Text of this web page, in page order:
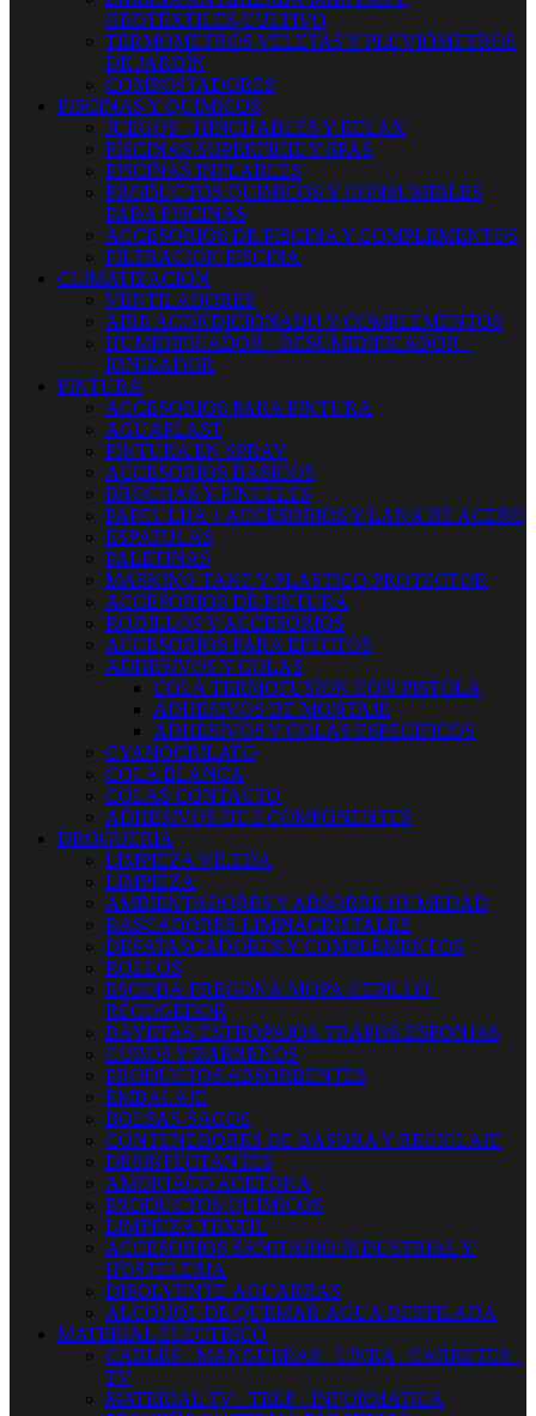
GEOTÉXTILES CULTIVO
TERMOMETROS VELETAS Y PLUVIÓMETROS
DE JARDÍN
COMPOSTADORES
PISCINAS Y QUIMICOS
JUEGOS - HINCHABLES Y RELAX
PISCINAS SUPERFICIE Y SPAS
PISCINAS INFLABLES
PRODUCTOS QUIMICOS Y CONSUMIBLES
PARA PISCINAS
ACCESORIOS DE PISCINA Y COMPLEMENTOS
FILTRACION PISCINA
CLIMATIZACION
VENTILADORES
AIRE ACONDICIONADO Y COMPLEMENTOS
HUMIDIFICADOR - DESUMIDIFICADOR -
IONIZADOR
PINTURA
ACCESORIOS PARA PINTURA
AGUAPLAST
PINTURA EN SPRAY
ACCESORIOS BASICOS
BROCHAS Y PINCELES
PAPEL LIJA + ACCESORIOS Y LANA DE ACERO
ESPATULAS
PALETINAS
MASKING TAKE Y PLASTICO PROTECTOR
ACCESORIOS DE PINTURA
RODILLOS Y ACCESORIOS
ACCESORIOS PARA EFECTOS
ADHESIVOS Y COLAS
COLA TERMOFUSION CON PISTOLA
ADHESIVOS DE MONTAJE
ADHESIVOS Y COLAS ESPECIFICOS
CYANOCRILATO
COLA BLANCA
COLAS CONTACTO
ADHESIVOS DE 2 COMPONENTES
DROGUERIA
LIMPIEZA VILEDA
LIMPIEZA
AMBIENTADORES Y ABSORBE HUMEDAD
RASCADORES-LIMPIACRISTALES
DESATASCADORES Y COMPLEMENTOS
ROLLOS
ESCOBA-FREGONA-MOPA-CEPILLO-
RECOGEDOR
BAYETAS-ESTROPAJOS-TRAPOS-ESPONJAS
CUBOS Y BARREÑOS
PRODUCTOS ABSORBENTES
EMBALAJE
BOLSAS-SACOS
CONTENEDORES DE BASURA Y RECICLAJE
DESINFECTANTES
AMONIACO ACETONA
PRODUCTOS QUIMICOS
LIMPIEZA TEXTIL
ACCESORIOS SANITARIO INDUSTRIAL Y
HOSTELERIA
DISOLVENTE-AGUARRAS
ALCOHOL DE QUEMAR-AGUA DESTILADA
MATERIAL ELECTRICO
CABLES - MANGUERAS - LINEA - CARRETES -
TV
MATERIAL TV - TELF - INFORMATICA